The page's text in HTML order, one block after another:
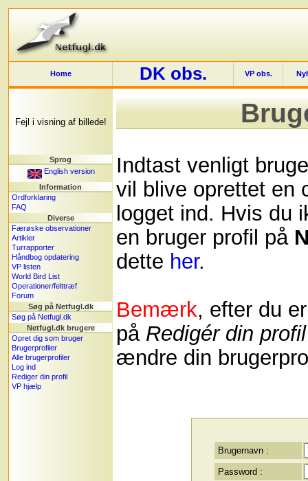
Home DK obs. VP obs.
Fejl i visning af billede!
Sprog
English version
Information
Ordforklaring
FAQ
Diverse
Færøske observationer
Artikler
Turrapporter
Håndbog opdatering
VP listen
World Bird List
Operationer/felttræf
Forum
Søg på Netfugl.dk
Søg på Netfugl.dk
Netfugl.dk brugere
Opret dig som bruger
Brugerprofiler
Alle brugerprofiler
Log ind
Rediger din profil
VP hjælp
Indtast venligt
vil blive oprettet en
logget ind. Hvis du
en bruger profil på
dette her.
Bemærk, efter du
på Redigér din profil
ændre din
Brugernavn :
Password :